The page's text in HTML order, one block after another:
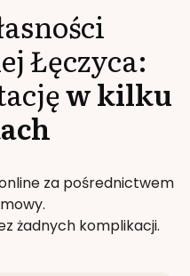
Łęczyca:
w kilku
za pośrednictwem
żadnych komplikacji.